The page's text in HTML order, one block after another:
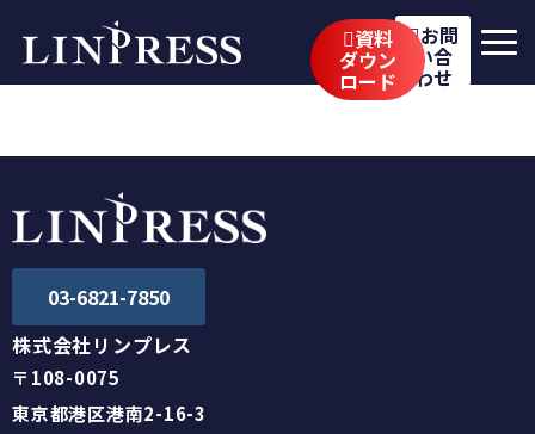
資料
ダウン
ロード
お問
い合
わせ
サービス
公開講座
イベント・セミナー
03-6821-7850
株式会社リンプレス
〒108-0075
東京都港区港南2-16-3